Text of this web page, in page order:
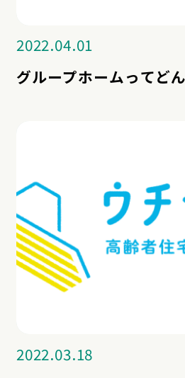
2022.04.01
グループホームってど
2022.03.18